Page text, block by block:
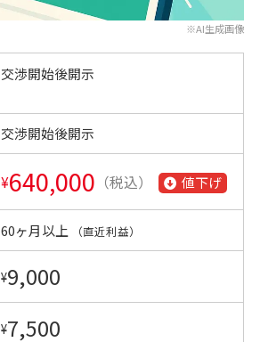
※AI生成画像
交渉開始後開示
交渉開始後開示
¥640,000 （税込） 値下げ
60ヶ月以上 （直近利益）
¥9,000
¥7,500